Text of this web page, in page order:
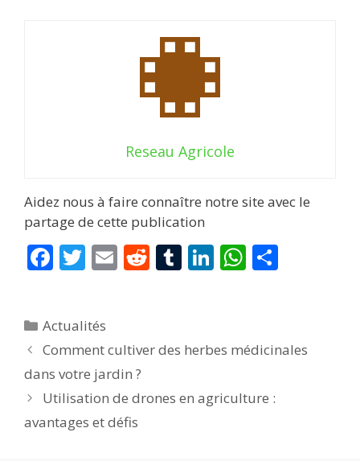
Reseau Agricole
Aidez nous à faire connaître notre site avec le
partage de cette publication
F
b
o
o
k
T
er
E R
t
T
r
Li
dI
n
W
A
p
er
Catégories
Actualités
Comment cultiver des herbes médicinales
dans votre jardin ?
Utilisation de drones en agriculture :
avantages et défis